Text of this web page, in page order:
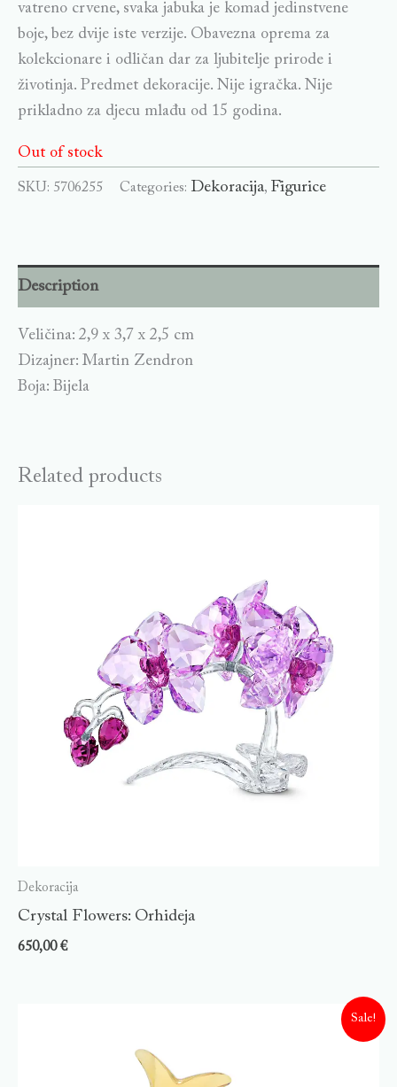
vatreno crvene, svaka jabuka je komad jedinstvene
boje, bez dvije iste verzije. Obavezna oprema za
kolekcionare i odličan dar za ljubitelje prirode i
životinja. Predmet dekoracije. Nije igračka. Nije
prikladno za djecu mlađu od 15 godina.
Out of stock
SKU: 5706255 Categories: Dekoracija, Figurice
Description
Veličina: 2,9 x 3,7 x 2,5 cm
Dizajner: Martin Zendron
Boja: Bijela
Related products
Dekoracija
Crystal Flowers: Orhideja
650,00€
Sale!